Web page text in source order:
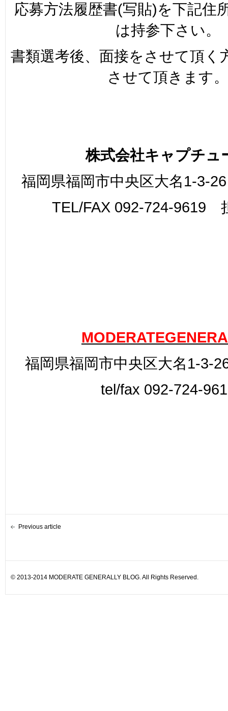
応募方法履歴書(写貼)を下記住
は持参下さい。
書類選考後、面接をさせて頂く
させて頂きます。
株式会社キャプチュ
福岡県福岡市中央区大名1-3-
TEL/FAX 092-724-9619
福岡県福岡市中央区大名1-3-
tel/fax 092-724-
Previous article
© 2013-2014 MODERATE GENERALLY BLOG. All Rights Reserved.